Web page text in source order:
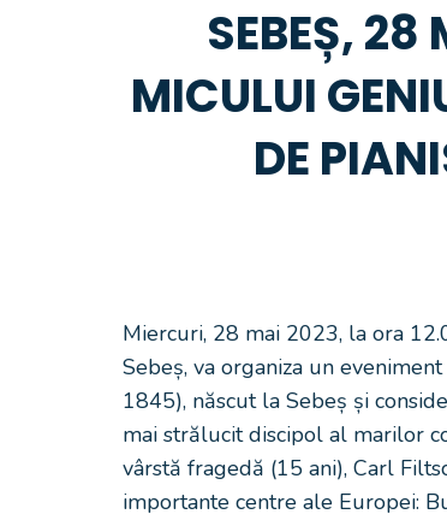
SEBEȘ,
MICULUI
DE
Miercuri, 28 mai 2023, la ora
Sebeș, va organiza un
1845), născut la Sebeș și
mai strălucit discipol al marilor
vârstă fragedă (15 ani), Carl
importante centre ale Europei: